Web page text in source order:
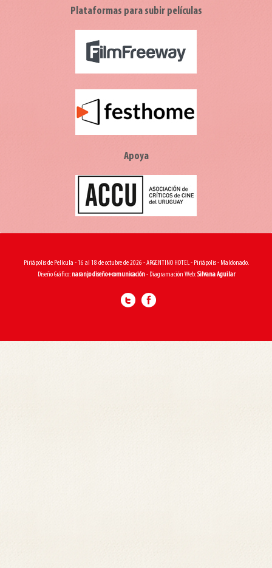
Plataformas para subir películas
Apoya
Piriápolis de Película - 16 al 18 de octubre de 2026 - ARGENTINO HOTEL - Piriápolis - Maldonado.
Diseño Gráfico: naranjo diseño+comunicación- Diagramación Web:Silvana Aguilar